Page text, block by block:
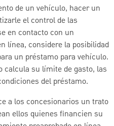
de un vehículo, hacer un
el control de las
en contacto con un
línea, considere la posibilidad
un préstamo para vehículo.
calcula su límite de gasto, las
del préstamo.
a los concesionarios un trato
ellos quienes financien su